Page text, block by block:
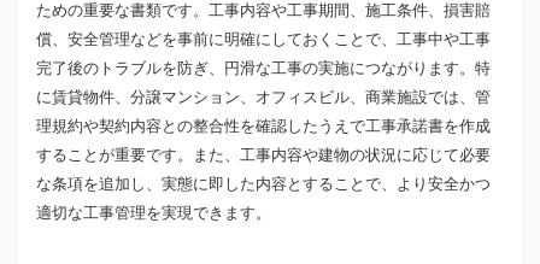
ための重要な書類です。工事内容や工事期間、施工条件、損害賠
償、安全管理などを事前に明確にしておくことで、工事中や工事
完了後のトラブルを防ぎ、円滑な工事の実施につながります。特
に賃貸物件、分譲マンション、オフィスビル、商業施設では、管
理規約や契約内容との整合性を確認したうえで工事承諾書を作成
することが重要です。また、工事内容や建物の状況に応じて必要
な条項を追加し、実態に即した内容とすることで、より安全かつ
適切な工事管理を実現できます。